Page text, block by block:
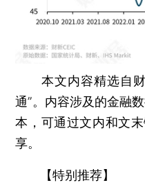
本文内容精选自财
通”。内容涉及的金融
本，可通过文内和文
享。
【特别推荐】